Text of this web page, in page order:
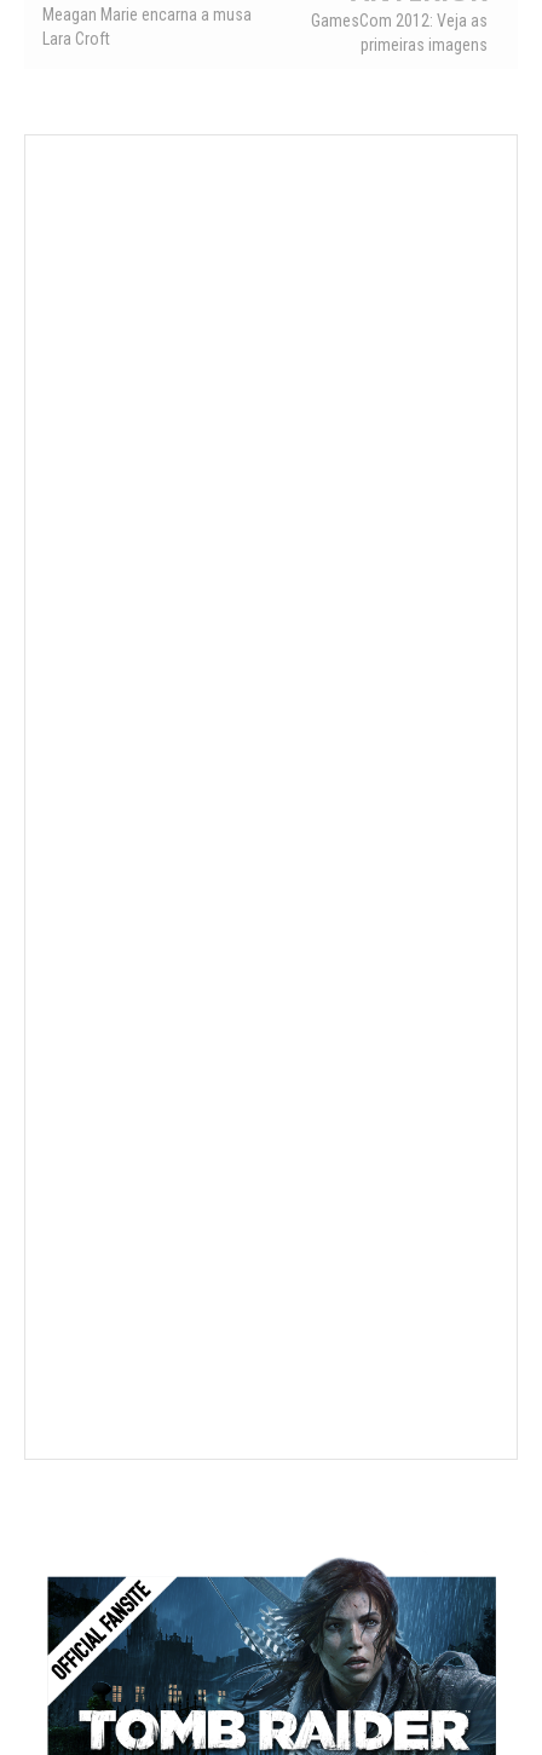
Meagan Marie encarna a musa
Lara Croft
GamesCom 2012: Veja as
primeiras imagens